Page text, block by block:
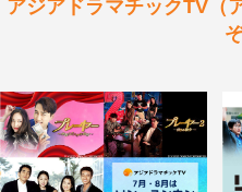
アジアドラマチックTV（